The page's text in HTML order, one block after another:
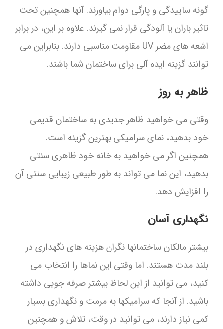
گونه ساییدگی و پارگی دوام بیاورند. آنها همچنین تحت
تاثیر باران یا آلودگی قرار نمی گیرند. علاوه بر این، در برابر
اشعه های مضر UV مقاومت مناسبی دارند. بنابراین می
توانند گزینه ایده آلی برای ساختمان شما باشند.
ظاهر به روز
وقتی می خواهید ظاهر جدیدی به ساختمان قدیمی
خود بدهید، نمای سرامیکی بهترین گزینه است.
همچنین اگر می خواهید به خانه خود ظاهری سنتی
بدهید، این نما می تواند به طور طبیعی زیبایی سنتی آن
را افزایش دهد.
نگهداری آسان
بیشتر مالکان ساختمانها نگران هزینه های نگهداری در
بلند مدت هستند. اما وقتی این نماها را انتخاب می
کنید، می توانید از این لحاظ بیشتر صرفه جویی داشته
باشید. از آنجا که سرامیکها به مرمت و نگهداری بسیار
کمی نیاز دارند، می توانید در وقت، تلاش و همچنین